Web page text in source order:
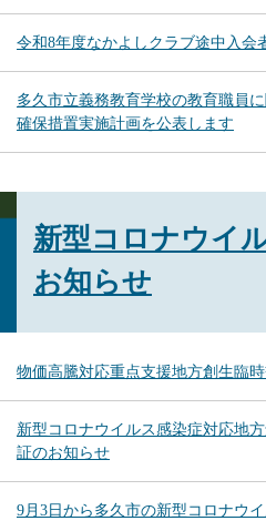
令和8年度なかよしクラブ途中入会
多久市立義務教育学校の教育職員
確保措置実施計画を公表します
新型コロナウイ
お知らせ
物価高騰対応重点支援地方創生臨
新型コロナウイルス感染症対応地
証のお知らせ
9月3日から多久市の新型コロナウ